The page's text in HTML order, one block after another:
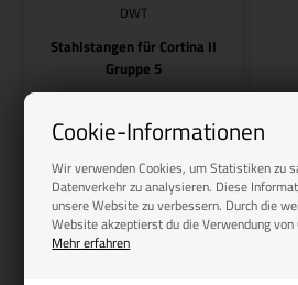
Cookie-Informationen
Wir verwenden Cookies, um Statistiken zu
Datenverkehr zu analysieren. Diese
unsere Website zu verbessern. Durch die
Website akzeptierst du die Verwendung von
Mehr erfahren
DWT
Stahlstangen für Cortina II
Gruppe 5
230,00EUR
Bestellartikel